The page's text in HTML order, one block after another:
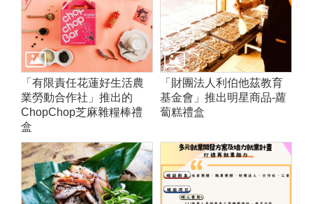
「有限責任花蓮好生活農
業勞動合作社」推出的
ChopChop芝麻雜糧棒禮
盒
「財團法人利伯他茲教育
基金會」推出明星商品-蘿
蔔糕禮盒